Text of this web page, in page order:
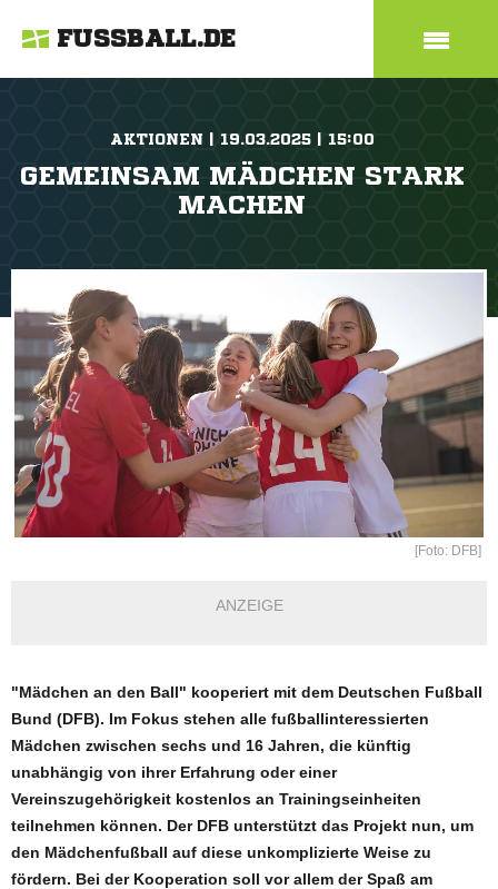
FUSSBALL.DE
AKTIONEN | 19.03.2025 | 15:00
GEMEINSAM MÄDCHEN STARK
MACHEN
[Foto: DFB]
ANZEIGE
"Mädchen an den Ball" kooperiert mit dem Deutschen Fußball
Bund (DFB). Im Fokus stehen alle fußballinteressierten
Mädchen zwischen sechs und 16 Jahren, die künftig
unabhängig von ihrer Erfahrung oder einer
Vereinszugehörigkeit kostenlos an Trainingseinheiten
teilnehmen können. Der DFB unterstützt das Projekt nun, um
den Mädchenfußball auf diese unkomplizierte Weise zu
fördern. Bei der Kooperation soll vor allem der Spaß am